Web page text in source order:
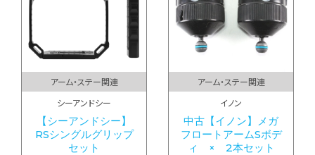
アーム・ステー関連
シーアンドシー
【シーアンドシー】
RSシングルグリップ
セット
アーム・ステー関連
イノン
中古【イノン】メガ
フロートアームSボデ
ィ × 2本セット